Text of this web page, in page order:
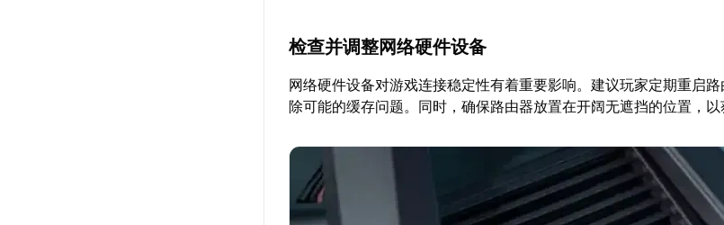
检查并调整网络硬件设备
网络硬件设备对游戏连接稳定性有着重要影响。建议玩家定期重启
除可能的缓存问题。同时，确保路由器放置在开阔无遮挡的位置，以